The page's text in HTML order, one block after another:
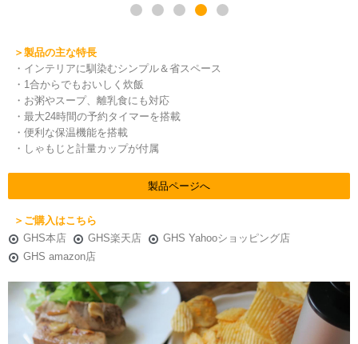
＞製品の主な特長
・インテリアに馴染むシンプル＆省スペース
・1合からでもおいしく炊飯
・お粥やスープ、離乳食にも対応
・最大24時間の予約タイマーを搭載
・便利な保温機能を搭載
・しゃもじと計量カップが付属
製品ページへ
＞ご購入はこちら
GHS本店
GHS楽天店
GHS Yahooショッピング店
GHS amazon店